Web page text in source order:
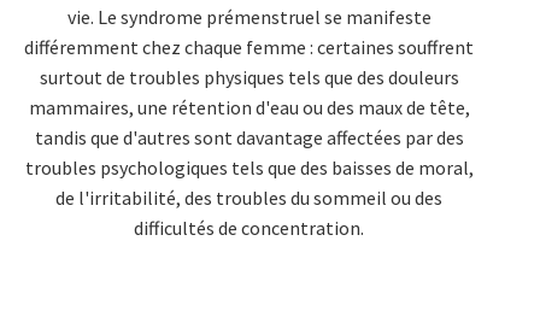
vie. Le syndrome prémenstruel se manifeste
différemment chez chaque femme : certaines souffrent
surtout de troubles physiques tels que des douleurs
mammaires, une rétention d'eau ou des maux de tête,
tandis que d'autres sont davantage affectées par des
troubles psychologiques tels que des baisses de moral,
de l'irritabilité, des troubles du sommeil ou des
difficultés de concentration.